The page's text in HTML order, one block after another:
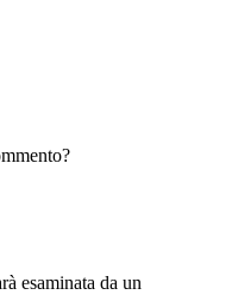
esaminata da un